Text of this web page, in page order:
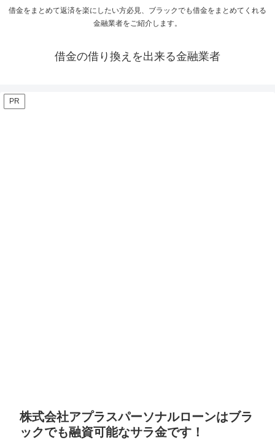
借金をまとめて返済を楽にしたい方必見、ブラックでも借金をまとめてくれる
金融業者をご紹介します。
借金の借り換えを出来る金融業者
PR
株式会社アプラスパーソナルローンはブラ
ックでも融資可能なサラ金です！